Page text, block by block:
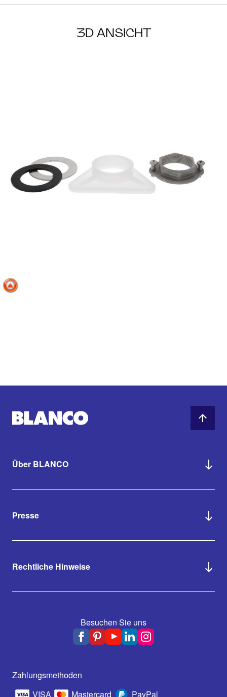
3D ANSICHT
Über BLANCO
Presse
Rechtliche Hinweise
Besuchen Sie uns
Zahlungsmethoden
VISA
Mastercard PayPal